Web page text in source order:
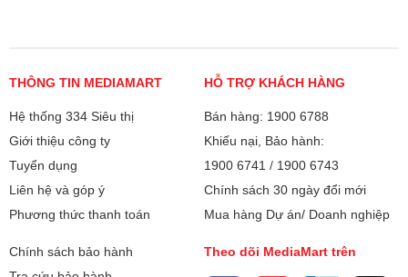
THÔNG TIN MEDIAMART
Hệ thống 334 Siêu thị
Giới thiệu công ty
Tuyển dụng
Liên hệ và góp ý
Phương thức thanh toán
HỖ TRỢ KHÁCH HÀNG
Bán hàng: 1900 6788
Khiếu nại, Bảo hành:
1900 6741 / 1900 6743
Chính sách 30 ngày đổi mới
Mua hàng Dự án/ Doanh nghiệp
Chính sách bảo hành
Theo dõi MediaMart trên